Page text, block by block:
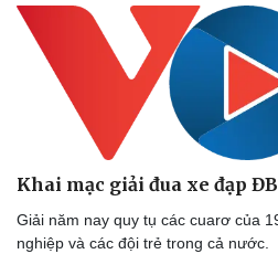
Khai mạc giải đua xe đạp
Giải năm nay quy tụ các cuarơ của
nghiệp và các đội trẻ trong cả nước.